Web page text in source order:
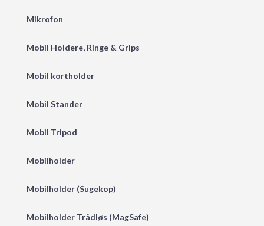
Mikrofon
Mobil Holdere, Ringe & Grips
Mobil kortholder
Mobil Stander
Mobil Tripod
Mobilholder
Mobilholder (Sugekop)
Mobilholder Trådløs (MagSafe)